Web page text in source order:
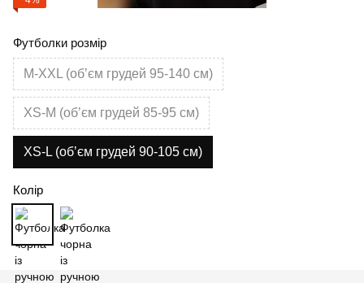
Футболки розмір
M-XXL (обʼєм грудей 95-140 см)
XS-M (обʼєм грудей 85-95 см)
XS-L (обʼєм грудей 90-105 см)
Колір